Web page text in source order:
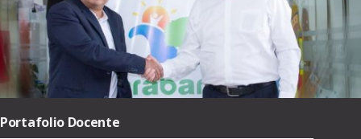
Portafolio Docente